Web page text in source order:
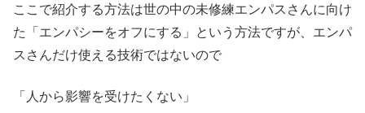
ここで紹介する方法は世の中の未修練エンパスさんに向け
た「エンパシーをオフにする」という方法ですが、エンパ
スさんだけ使える技術ではないので
「人から影響を受けたくない」